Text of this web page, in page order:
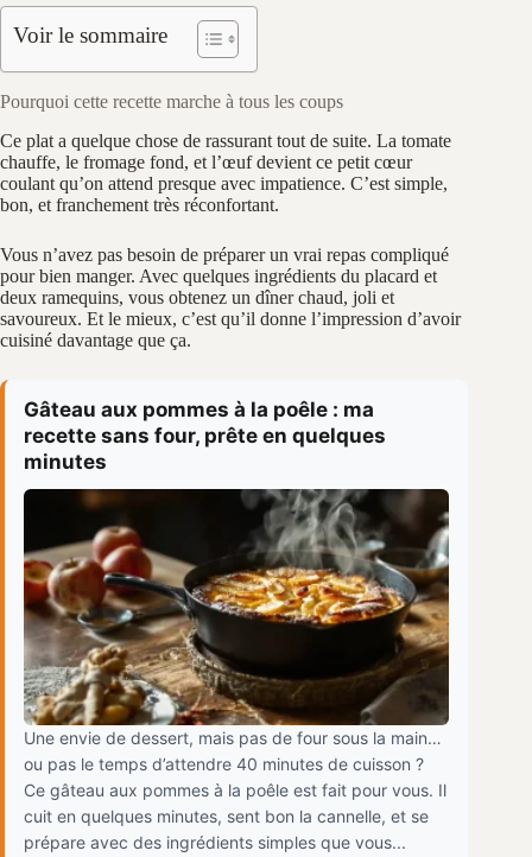
Voir le sommaire
Pourquoi cette recette marche à tous les coups
Ce plat a quelque chose de rassurant tout de suite. La tomate
chauffe, le fromage fond, et l’œuf devient ce petit cœur
coulant qu’on attend presque avec impatience. C’est simple,
bon, et franchement très réconfortant.
Vous n’avez pas besoin de préparer un vrai repas compliqué
pour bien manger. Avec quelques ingrédients du placard et
deux ramequins, vous obtenez un dîner chaud, joli et
savoureux. Et le mieux, c’est qu’il donne l’impression d’avoir
cuisiné davantage que ça.
Gâteau aux pommes à la poêle : ma
recette sans four, prête en quelques
minutes
Une envie de dessert, mais pas de four sous la main…
ou pas le temps d’attendre 40 minutes de cuisson ?
Ce gâteau aux pommes à la poêle est fait pour vous. Il
cuit en quelques minutes, sent bon la cannelle, et se
prépare avec des ingrédients simples que vous...